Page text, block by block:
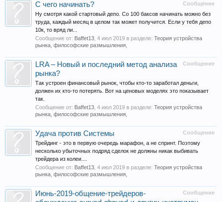
Сообщение
С чего начинать?
Ну смотря какой стартовый депо. Со 100 баксов начинать можно без
труда, каждый месяц в целом так может получится. Если у тебя депо
10к, то вряд ли...
Сообщение от: Baffet13 4 июл 2019 в разделе: Теория устройства
рынка, философские размышления,
Сообщение
LRA – Новый и последний метод анализа
рынка?
Так устроен финансовый рынок, чтобы кто-то заработал деньги,
должен их кто-то потерять. Вот на ценовых моделях это показывает
так.
Сообщение от: Baffet13 4 июл 2019 в разделе: Теория устройства
рынка, философские размышления,
Сообщение
Удача против Системы
Трейдинг - это в первую очередь марафон, а не спринт. Поэтому
несколько убыточных подряд сделок не должны никак выбивать
трейдера из колеи....
Сообщение от: Baffet13 4 июл 2019 в разделе: Теория устройства
рынка, философские размышления,
Сообщение
Июнь-2019-общение-трейдеров-